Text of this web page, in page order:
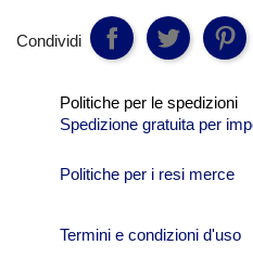
Condividi
Politiche per le spedizioni
Spedizione gratuita per
Politiche per i resi merce
Termini e condizioni d'uso